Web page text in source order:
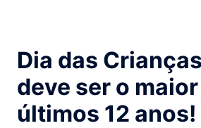
Dia das
deve ser o
últimos 12 anos!